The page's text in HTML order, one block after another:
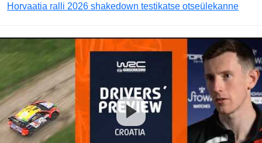
Horvaatia ralli 2026 shakedown testikatse otseülekanne